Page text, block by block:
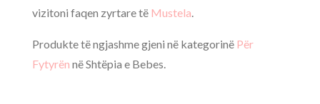
vizitoni faqen zyrtare të Mustela
Produkte të ngjashme gjeni në kategorinë Për
Fytyrën në Shtëpia e Bebes.